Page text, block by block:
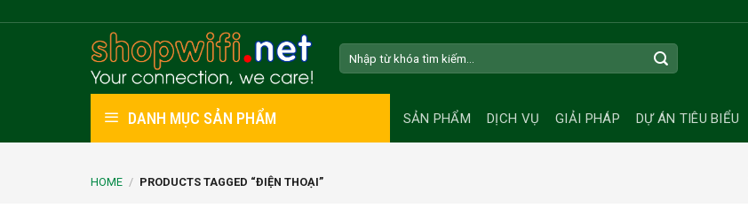
DANH MỤC SẢN PHẨM SẢN PHẨM DỊCH VỤ GIẢI PHÁP DỰ ÁN TIÊU BIỂU
HOME / PRODUCTS TAGGED “ĐIỆN THOẠI”